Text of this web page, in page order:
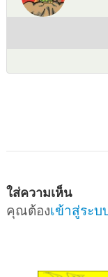
ใส่ความเห็น
คุณต้องเข้าสู่ระบ